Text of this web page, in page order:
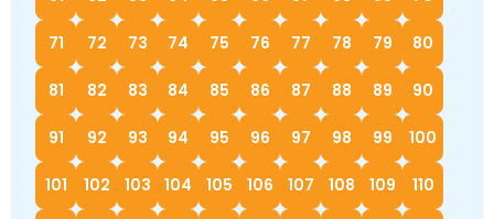
71 72 73 74 75 76 77 78 79 80
81 82 83 84 85 86 87 88 89 90
91 92 93 94 95 96 97 98 99 100
101 102 103 104 105 106 107 108 109 110